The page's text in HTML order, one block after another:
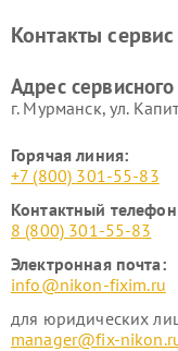
Контакты
Адрес
г. Мурманск, ул.
Горячая линия:
+7 (800) 301-55-83
Контактный
8 (800) 301-55-83
Электронная почта:
info@nikon-fixim.ru
для юридических
manager@fix-